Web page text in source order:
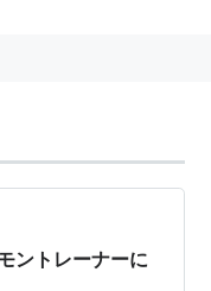
ントレーナーに